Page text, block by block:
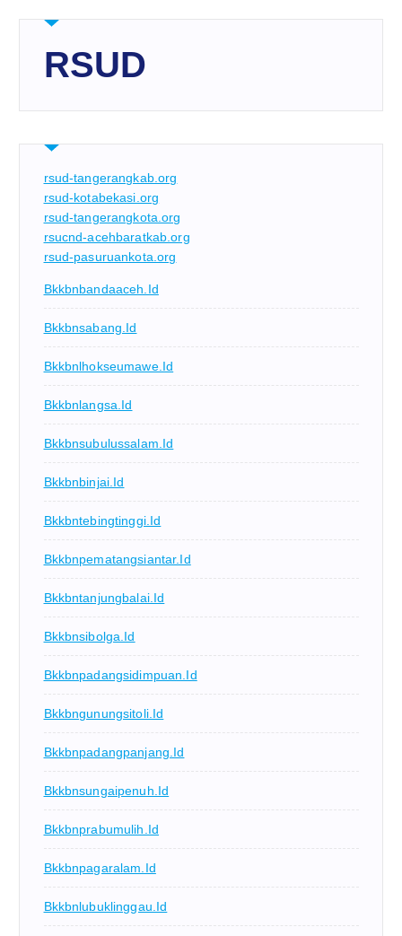
RSUD
rsud-tangerangkab.org
rsud-kotabekasi.org
rsud-tangerangkota.org
rsucnd-acehbaratkab.org
rsud-pasuruankota.org
Bkkbnbandaaceh.id
Bkkbnsabang.id
Bkkbnlhokseumawe.id
Bkkbnlangsa.id
Bkkbnsubulussalam.id
Bkkbnbinjai.id
Bkkbntebingtinggi.id
Bkkbnpematangsiantar.id
Bkkbntanjungbalai.id
Bkkbnsibolga.id
Bkkbnpadangsidimpuan.id
Bkkbngunungsitoli.id
Bkkbnpadangpanjang.id
Bkkbnsungaipenuh.id
Bkkbnprabumulih.id
Bkkbnpagaralam.id
Bkkbnlubuklinggau.id